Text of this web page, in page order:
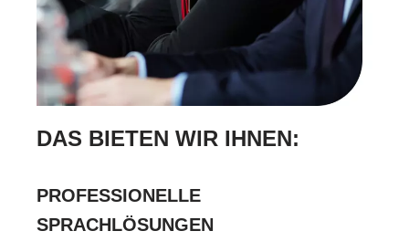
DAS BIETEN WIR IHNEN:
PROFESSIONELLE
SPRACHLÖSUNGEN